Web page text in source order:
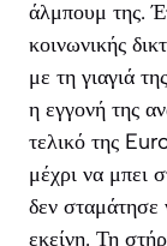
άλμπουμ της.
κοινωνικής
με τη γιαγιά
η εγγονή της
τελικό της
μέχρι να μπει
δεν σταμάτησε
εκείνη. Τη